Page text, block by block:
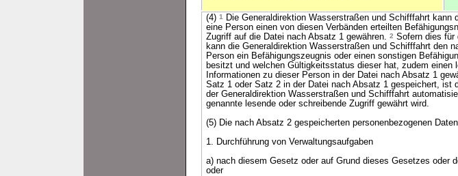
(4) 1
Die Generaldirektion Wasserstraßen und Schifffahrt
eine Person einen von diesen Verbänden erteilten
Zugriff auf die Datei nach Absatz 1 gewähren. 2 Sofern dies für
kann die Generaldirektion Wasserstraßen und Schifffahrt den
Person ein Befähigungszeugnis oder einen sonstigen
besitzt und welchen Gültigkeitsstatus dieser hat, zudem
Informationen zu dieser Person in der Datei nach Absatz 1
Satz 1 oder Satz 2 in der Datei nach Absatz 1 gespeichert, ist
der Generaldirektion Wasserstraßen und Schifffahrt
genannte lesende oder schreibende Zugriff gewährt wird.
(5) Die nach Absatz 2 gespeicherten personenbezogenen
1. Durchführung von Verwaltungsaufgaben
a) nach diesem Gesetz oder auf Grund dieses Gesetzes oder
oder